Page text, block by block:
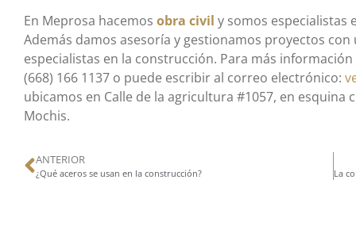
En Meprosa hacemos obra civil y somos especialistas
Además damos asesoría y gestionamos proyectos
especialistas en la construcción. Para más
(668) 166 1137 o puede escribir al correo electrónico:
ubicamos en Calle de la agricultura #1057, en
Mochis.
ANTERIOR
¿Qué aceros se usan en la construcción?